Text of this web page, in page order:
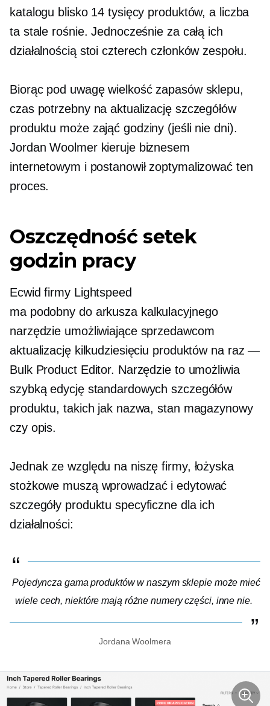
katalogu blisko 14 tysięcy produktów, a liczba
ta stale rośnie. Jednocześnie za całą ich
działalnością stoi czterech członków zespołu.
Biorąc pod uwagę wielkość zapasów sklepu,
czas potrzebny na aktualizację szczegółów
produktu może zająć godziny (jeśli nie dni).
Jordan Woolmer kieruje biznesem
internetowym i postanowił zoptymalizować ten
proces.
Oszczędność setek
godzin pracy
Ecwid firmy Lightspeed
ma podobny do arkusza kalkulacyjnego
narzędzie umożliwiające sprzedawcom
aktualizację kilkudziesięciu produktów na raz —
Bulk Product Editor. Narzędzie to umożliwia
szybką edycję standardowych szczegółów
produktu, takich jak nazwa, stan magazynowy
czy opis.
Jednak ze względu na niszę firmy, łożyska
stożkowe muszą wprowadzać i edytować
szczegóły produktu specyficzne dla ich
działalności:
Pojedyncza gama produktów w naszym sklepie może mieć
wiele cech, niektóre mają różne numery części, inne nie.
Jordana Woolmera